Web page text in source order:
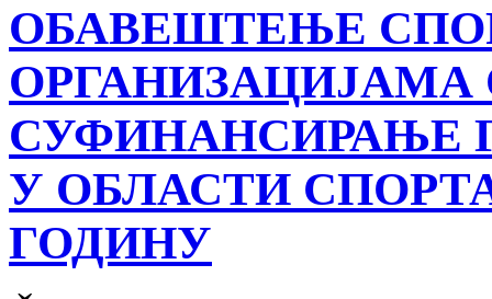
ОБАВЕШТЕЊЕ
СУФИНАНСИРАЊЕ
У ОБЛАСТИ
ГОДИНУ